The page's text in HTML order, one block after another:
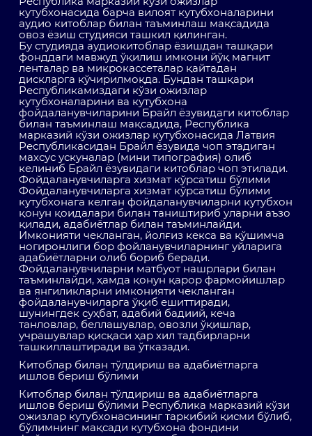
кутубхонасида барча вилоят кутубхоналарини
аудио китоблар билан таъминлаш мақсадида
овоз ёзиш студияси ташкил қилинган.
Бу студияда аудиокитоблар ёзишдан ташқари
фонддаги мавжуд ўқилиш имкони йўқ магнит
ленталар ва микрокассеталар қайтадан
дискларга кўчирилмоқда. Бундан ташқари
Республикамиздаги кўзи ожизлар
кутубхоналарини ва кутубхона
фойдаланувчиларини Брайл ёзувидаги китоблар
билан таъминлаш мақсадида, Республика
марказий кўзи ожизлар кутубхонасида Латвия
Республикасидан Брайл ёзувида чоп этадиган
махсус ускуналар (мини типография) олиб
келиниб Брайл ёзувидаги китоблар чоп этилади.
Фойдаланувчиларга хизмат кўрсатиш бўлими
Фойдаланувчиларга хизмат кўрсатиш бўлими
кутубхонага келган фойдаланувчиларни кутубхон
қонун қоидалари билан таништириб уларни аъзо
қилади, адабиётлар билан таъминлайди.
Имконияти чекланган, йолғиз кекса ва қўшимча
ногиронлиги бор фойланувчиларнинг уйларига
адабиётларни олиб бориб беради.
Фойдаланувчиларни матбуот нашрлари билан
таъминлайди, ҳамда қонун қарор фармойишлар
ва янгиликларни имконияти чекланган
фойдаланувчиларга ўқиб ешиттиради,
шунингдек суҳбат, адабий бадиий, кеча
танловлар, беллашувлар, овозли ўқишлар,
учрашувлар қисқаси ҳар хил тадбирларни
ташкиллаштиради ва ўтказади.
Китоблар билан тўлдириш ва адабиётларга
ишлов бериш бўлими
Китоблар билан тўлдириш ва адабиётларга
ишлов бериш бўлими Республика марказий кўзи
ожизлар кутубхонасининг таркибий қисми бўлиб,
бўлимнинг мақсади кутубхона фондини